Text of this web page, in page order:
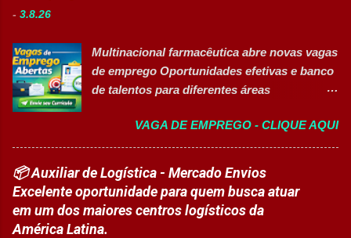
realizar devoluções quand...
abastecer materiais para as linhas de
produção. Separar produtos e insumos
utilizados na fabricação. Realizar paletização
o ambiente de trabalho limpo. Auxiliar
operadores nas atividades produtivas.
Comunicar anormalidades nos
equipamentos à manutenção. Cumprir
normas de segurança do trabalho. Executar
limpeza de equipamentos e da área
- 3.8.26
Multinacional farmacêutica abre novas vagas
de emprego Oportunidades efetivas e banco
de talentos para diferentes áreas
Sobre as oportunidades Uma das maiores
multinacionais farmacêuticas do Brasil está
com novas oportunidades abertas para
profissionais que desejam atuar em um
ambiente inovador, colaborativo e voltado
para o desenvolvimento de pessoas. As
VAGA DE EMPREGO - CLIQUE AQUI
📦 Auxiliar de Logística - Mercado Envios
Excelente oportunidade para quem busca atuar
em um dos maiores centros logísticos da
América Latina.